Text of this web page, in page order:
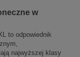
w
to odpowiednik
najwyższej klasy